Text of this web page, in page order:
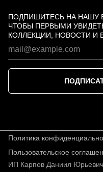
ПОДПИШИТЕСЬ НА НАШУ
ЧТОБЫ ПЕРВЫМИ
КОЛЛЕКЦИИ, НОВОСТИ И
ИП Карпов Даниил Юрьевич
Политика
Пользовательское